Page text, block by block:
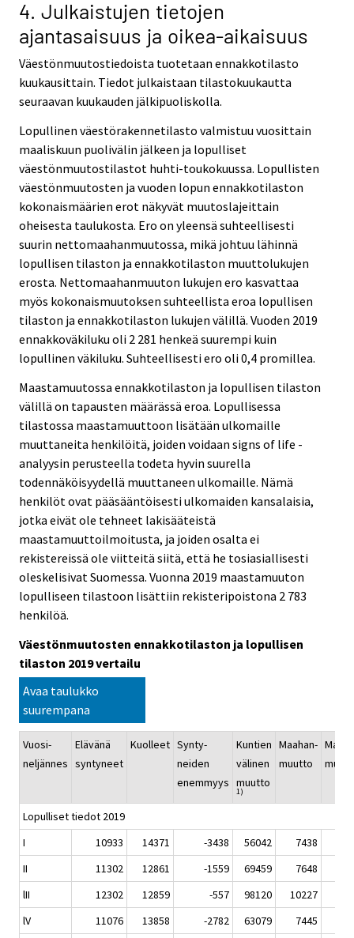
4. Julkaistujen tietojen
ajantasaisuus ja oikea-aikaisuus
Väestönmuutostiedoista tuotetaan ennakkotilasto
kuukausittain. Tiedot julkaistaan tilastokuukautta
seuraavan kuukauden jälkipuoliskolla.
Lopullinen väestörakennetilasto valmistuu vuosittain
maaliskuun puolivälin jälkeen ja lopulliset
väestönmuutostilastot huhti-toukokuussa. Lopullisten
väestönmuutosten ja vuoden lopun ennakkotilaston
kokonaismäärien erot näkyvät muutoslajeittain
oheisesta taulukosta. Ero on yleensä suhteellisesti
suurin nettomaahanmuutossa, mikä johtuu lähinnä
lopullisen tilaston ja ennakkotilaston muuttolukujen
erosta. Nettomaahanmuuton lukujen ero kasvattaa
myös kokonaismuutoksen suhteellista eroa lopullisen
tilaston ja ennakkotilaston lukujen välillä. Vuoden 2019
ennakkoväkiluku oli 2 281 henkeä suurempi kuin
lopullinen väkiluku. Suhteellisesti ero oli 0,4 promillea.
Maastamuutossa ennakkotilaston ja lopullisen tilaston
välillä on tapausten määrässä eroa. Lopullisessa
tilastossa maastamuuttoon lisätään ulkomaille
muuttaneita henkilöitä, joiden voidaan signs of life -
analyysin perusteella todeta hyvin suurella
todennäköisyydellä muuttaneen ulkomaille. Nämä
henkilöt ovat pääsääntöisesti ulkomaiden kansalaisia,
jotka eivät ole tehneet lakisääteistä
maastamuuttoilmoitusta, ja joiden osalta ei
rekistereissä ole viitteitä siitä, että he tosiasiallisesti
oleskelisivat Suomessa. Vuonna 2019 maastamuuton
lopulliseen tilastoon lisättiin rekisteripoistona 2 783
henkilöä.
Väestönmuutosten ennakkotilaston ja lopullisen
tilaston 2019 vertailu
Avaa taulukko
suurempana
Vuosi-
neljännes
Elävänä
syntyneet
Kuolleet Synty-
neiden
enemmyys
Kuntien
välinen
muutto
1)
Maahan-
muutto
Lopulliset tiedot 2019
I
10933 14371 -3438 56042 7438
II
11302 12861 -1559 69459 7648
lII
12302 12859 -557 98120 10227
lV
11076 13858 -2782 63079 7445